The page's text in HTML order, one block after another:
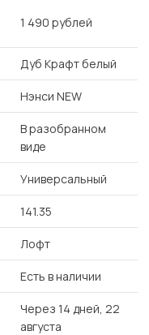
1 490 рублей
Дуб Крафт белый
Нэнси NEW
В разобранном
виде
Универсальный
141.35
Лофт
Есть в наличии
Через 14 дней, 22
августа